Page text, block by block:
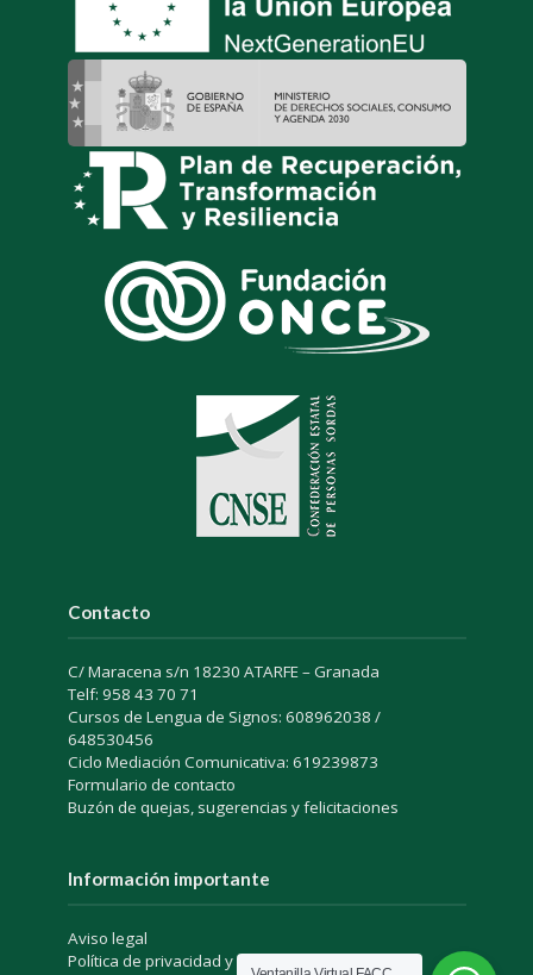
Contacto
C/ Maracena s/n 18230 ATARFE – Granada
Telf: 958 43 70 71
Cursos de Lengua de Signos: 608962038 /
648530456
Ciclo Mediación Comunicativa: 619239873
Formulario de contacto
Buzón de quejas, sugerencias y felicitaciones
Información importante
Aviso legal
Política de privacidad y protección de datos